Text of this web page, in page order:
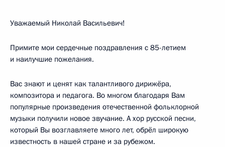
Уважаемый Николай Васильевич!
Примите мои сердечные поздравления с 85-летием
и наилучшие пожелания.
Вас знают и ценят как талантливого дирижёра,
композитора и педагога. Во многом благодаря Вам
популярные произведения отечественной фольклорной
музыки получили новое звучание. А хор русской песни,
который Вы возглавляете много лет, обрёл широкую
известность в нашей стране и за рубежом.